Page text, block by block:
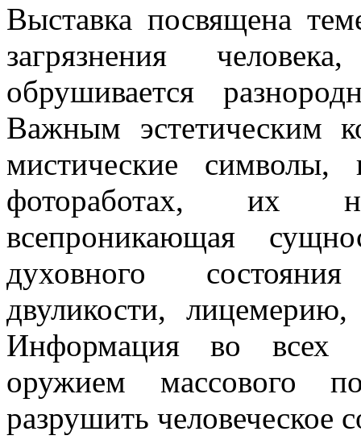
Выставка посвящена
загрязнения
обрушивается
Важным эстетическим
мистические
фотоработах, их
всепроникающая
духовного
двуликости,
Информация во всех
оружием массового
разрушить человеческое